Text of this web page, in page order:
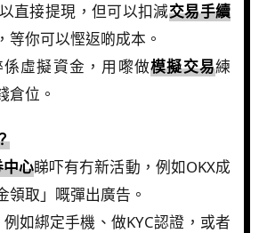
直接提現，但可以扣減交易手續
等你可以慳返啲成本。
係虛擬資金，用嚟做模擬交易練
倉位。
心睇吓有冇新活動，例如OKX成
領取」嘅彈出廣告。
如綁定手機、做KYC認證，或者